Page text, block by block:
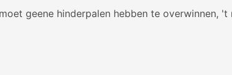
geene hinderpalen hebben te overwinnen, 't